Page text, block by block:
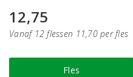
12,75
Vanaf 12 flessen 11,70 per fles
Fles